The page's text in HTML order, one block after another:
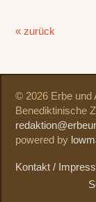
« zurück
© 2026 Erbe und
Benediktinische
powered by
Kontakt /